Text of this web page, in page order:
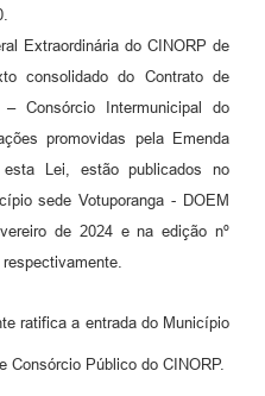
Extraordinária do CINORP de
consolidado do Contrato de
Consórcio Intermunicipal do
promovidas pela Emenda
esta Lei, estão publicados no
sede Votuporanga - DOEM
de 2024 e na edição nº
ratifica a entrada do Município
Consórcio Público do CINORP.